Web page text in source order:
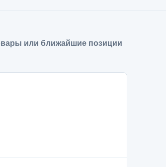
или ближайшие позиции